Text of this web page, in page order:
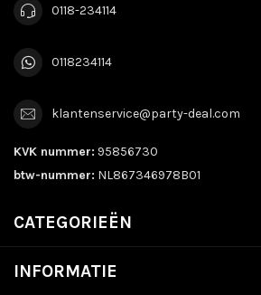
0118-234114
0118234114
klantenservice@party-deal.com
KVK nummer: 95856730
btw-nummer: NL867346978B01
CATEGORIEËN
INFORMATIE